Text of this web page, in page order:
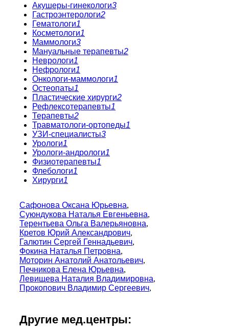
Акушеры-гинекологи3
Гастроэнтерологи2
Гематологи1
Косметологи1
Маммологи3
Мануальные терапевты2
Неврологи1
Нефрологи1
Онкологи-маммологи1
Остеопаты1
Пластические хирурги2
Рефлексотерапевты1
Терапевты2
Травматологи-ортопеды1
УЗИ-специалисты3
Урологи1
Урологи-андрологи1
Физиотерапевты1
Флебологи1
Хирурги1
Сафонова Оксана Юрьевна,
Суюндукова Наталья Евгеньевна,
Терентьева Ольга Валерьяновна,
Кретов Юрий Александрович,
Галютин Сергей Геннадьевич,
Фокина Наталья Петровна,
Моторин Анатолий Анатольевич,
Печникова Елена Юрьевна,
Левищева Наталия Владимировна,
Прокопович Владимир Сергеевич,
Другие мед.центры: